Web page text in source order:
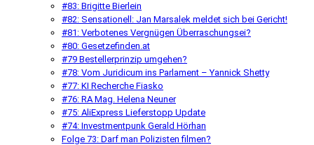
#83: Brigitte Bierlein
#82: Sensationell: Jan Marsalek meldet sich bei Gericht!
#81: Verbotenes Vergnügen Überraschungsei?
#80: Gesetzefinden.at
#79 Bestellerprinzip umgehen?
#78: Vom Juridicum ins Parlament – Yannick Shetty
#77: KI Recherche Fiasko
#76: RA Mag. Helena Neuner
#75: AliExpress Lieferstopp Update
#74: Investmentpunk Gerald Hörhan
Folge 73: Darf man Polizisten filmen?